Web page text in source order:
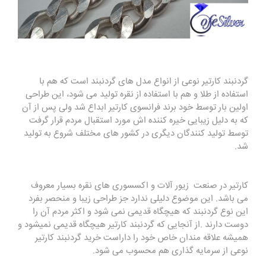
گردنبند کارتیر نوعی از انواع مدل های گردنبند است که هم با
استفاده از طلا و هم با استفاده از نقره تولید می شود، این طراحی
اولین بار توسط خود برند فرانسوی کارتیر ابداع شد ولی پس از آن
که به دلیل زیبایی خیره کننده اش مورد استقبال مردم قرار گرفت
توسط تولید کنندگان دیگری در کشور های مختلف شروع به تولید
شد.
کارتیر در صنعت زیور آلات و اکسسوری های نقره بسیار معروف
می باشد. این موضوع دلیلی ندارد جز طراحی زیبا و منحصر بفرد
این نوع گردنبند که هیچگاه قدیمی نمی شود و اکثر مردم آن را
دوست دارند .از آنجایی که گردنبند کارتیر هیچگاه قدیمی نمیشود و
همیشه علاقه مندان خاص خود را داراست خرید گردنبند کارتیر
نوعی از سرمایه گذاری هم محسوب می شود.